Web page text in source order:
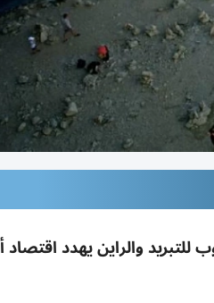
والراين يهدد اقتصاد